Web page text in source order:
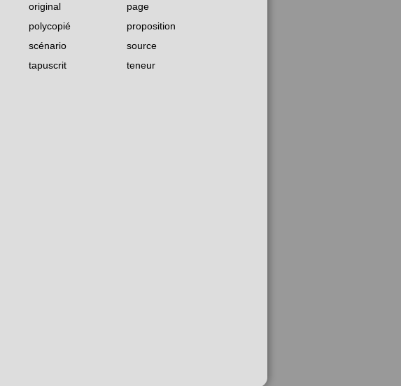
original
page
polycopié
proposition
scénario
source
tapuscrit
teneur